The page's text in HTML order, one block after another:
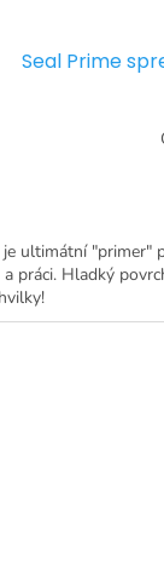
Seal Prime
ultimátní "primer"
práci. Hladký